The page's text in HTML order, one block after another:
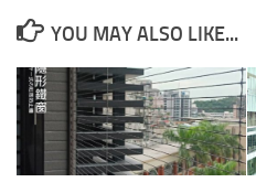
YOU MAY ALSO LIKE...